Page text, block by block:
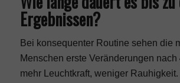
Ergebnissen?
Bei konsequenter Routine sehen die
Menschen erste Veränderungen nach
mehr Leuchtkraft, weniger